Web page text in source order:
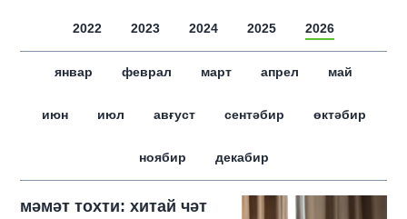
2022 2023 2024 2025 2026
январ феврал март апрел май
июн июл авғуст сентәбир өктәбир
ноябир декабир
мәмәт тохти: хитай чәт